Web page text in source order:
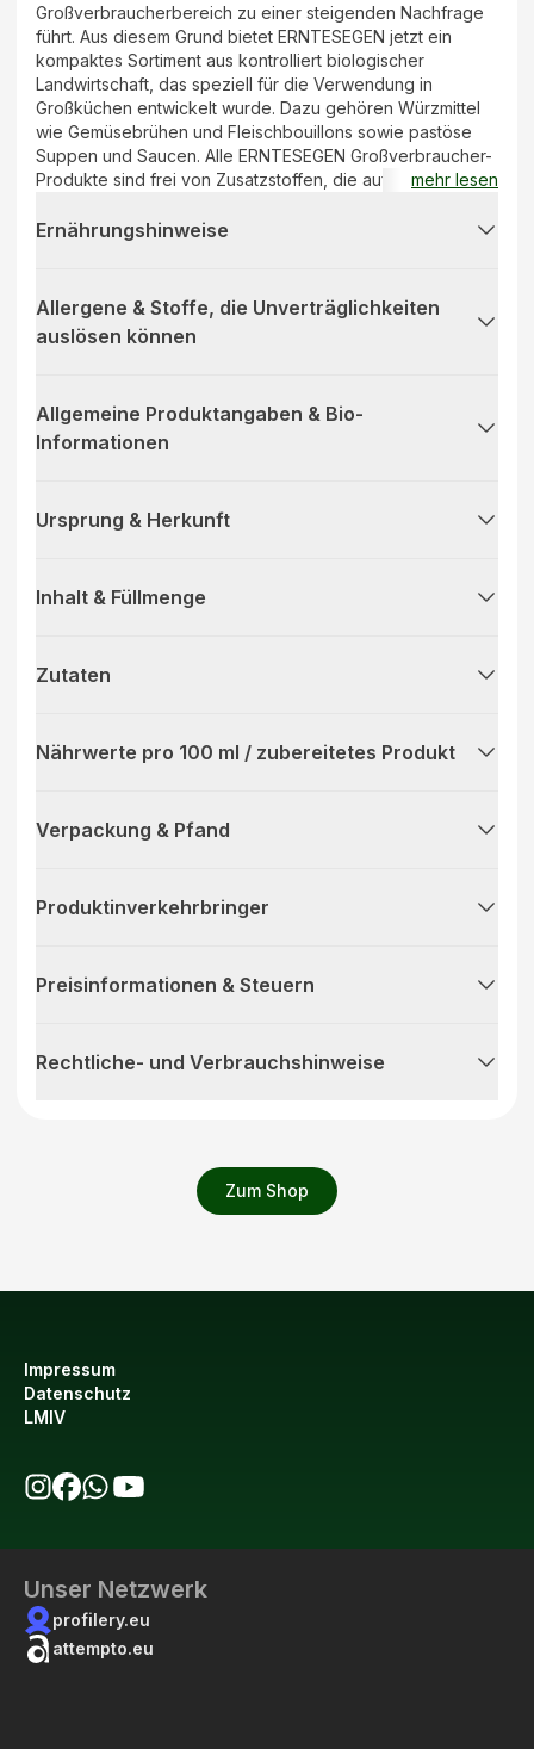
Zum Shop
Großverbraucherbereich zu einer steigenden Nachfrage
führt. Aus diesem Grund bietet ERNTESEGEN jetzt ein
kompaktes Sortiment aus kontrolliert biologischer
Landwirtschaft, das speziell für die Verwendung in
Großküchen entwickelt wurde. Dazu gehören Würzmittel
wie Gemüsebrühen und Fleischbouillons sowie pastöse
Suppen und Saucen. Alle ERNTESEGEN Großverbraucher-
Produkte sind frei von Zusatzstoffen, die auf Speisekarten
Gemeinschaftsverpflegung kenntlich gemacht werden
mehr lesen
Ernährungshinweise
Allergene & Stoffe, die Unverträglichkeiten
auslösen können
Allgemeine Produktangaben & Bio-
Informationen
Ursprung & Herkunft
Inhalt & Füllmenge
Zutaten
Nährwerte pro 100 ml / zubereitetes Produkt
Verpackung & Pfand
Produktinverkehrbringer
Preisinformationen & Steuern
Rechtliche- und Verbrauchshinweise
Impressum
Datenschutz
LMIV
Unser Netzwerk
profilery.eu
attempto.eu